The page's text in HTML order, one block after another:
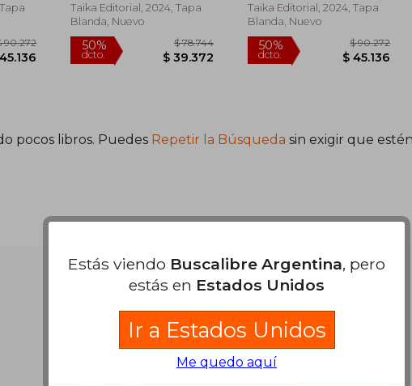
Taika Editorial, 2024, Tapa
Blanda, Nuevo
Taika Editorial, 2024, Tapa
Blanda, Nuevo
pocos libros. Puedes Repetir la Búsqueda sin exigir que
Nuestras Formas de Pago
Estás viendo Buscalibre Argentina, pero
estás en Estados Unidos
Ir a Estados Unidos
Me quedo aquí